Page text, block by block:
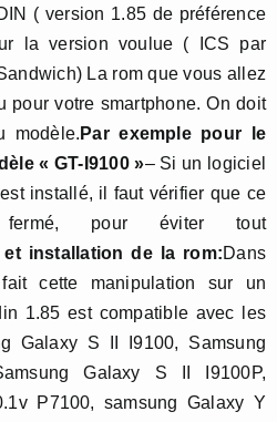
( version 1.85 de préférence
la version voulue ( ICS par
La rom que vous allez
pour votre smartphone. On doit
modèle. Par exemple pour le
« GT-I9100 »– Si un logiciel
installé, il faut vérifier que ce
pour éviter tout
et installation de la rom:Dans
cette manipulation sur un
1.85 est compatible avec les
Galaxy S II I9100, Samsung
Galaxy S II I9100P,
P7100, samsung Galaxy Y